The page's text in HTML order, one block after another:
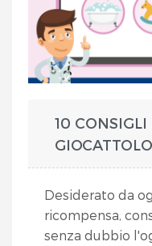
10 CONSIGLI
Desiderato da
ricompensa,
senza dubbio